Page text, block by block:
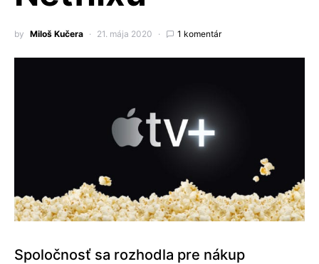
by Miloš Kučera 21. mája 2020 1 komentár
Spoločnosť sa rozhodla pre nákup